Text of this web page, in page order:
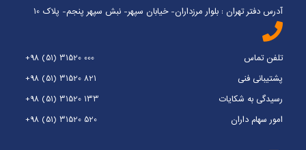
آدرس دفتر تهران : بلوار مرزداران- خیابان سپهر- نبش سپهر پنجم- پلاک 10
تلفن تماس
+98 (51) 31520 000
پشتیبانی فنی
+98 (51) 31520 821
رسیدگی به شکایات
+98 (51) 31520 133
امور سهام داران
+98 (51) 31520 520